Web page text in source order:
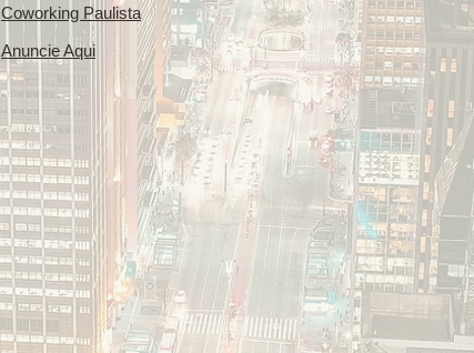
Coworking Paulista
Anuncie Aqui